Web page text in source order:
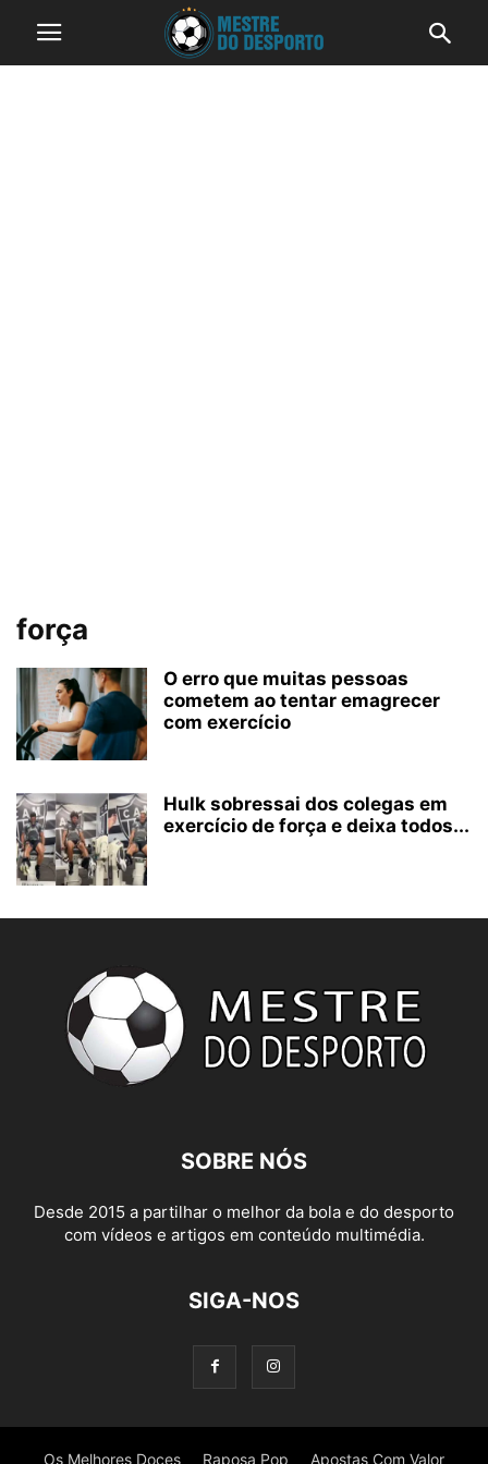
força
O erro que muitas pessoas
cometem ao tentar emagrecer
com exercício
Hulk sobressai dos colegas em
exercício de força e deixa todos...
SOBRE NÓS
Desde 2015 a partilhar o melhor da bola e do desporto
com vídeos e artigos em conteúdo multimédia.
SIGA-NOS
Os Melhores Doces Raposa Pop Apostas Com Valor